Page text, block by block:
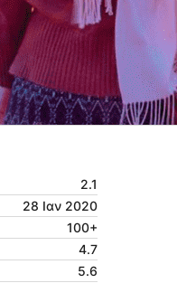
2.1
28 Ιαν 2020
100+
4.7
5.6